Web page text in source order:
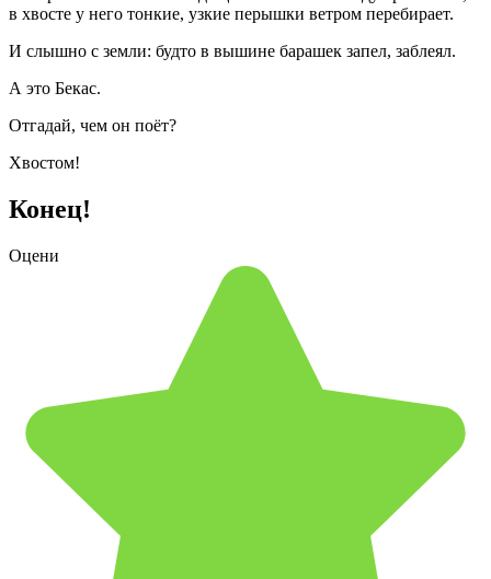
в хвосте у него тонкие, узкие перышки ветром перебирает.
И слышно с земли: будто в вышине барашек запел, заблеял.
А это Бекас.
Отгадай, чем он поёт?
Хвостом!
Конец!
Оцени